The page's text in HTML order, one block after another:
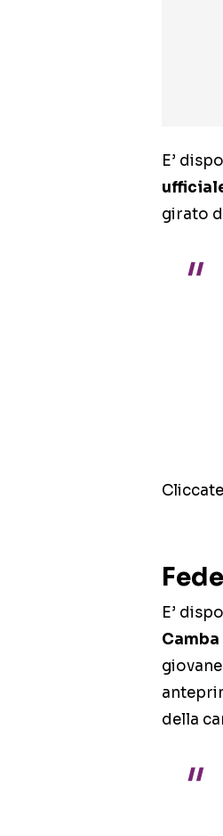
E’
girato
E’
Camba
della